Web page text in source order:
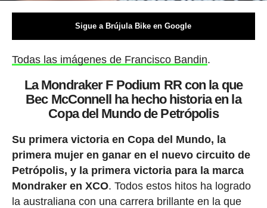
Sigue a Brújula Bike en Google
Todas las imágenes de Francisco Bandin.
La Mondraker F Podium RR con la que
Bec McConnell ha hecho historia en la
Copa del Mundo de Petrópolis
Su primera victoria en Copa del Mundo, la
primera mujer en ganar en el nuevo circuito de
Petrópolis, y la primera victoria para la marca
Mondraker en XCO. Todos estos hitos ha logrado
la australiana con una carrera brillante en la que